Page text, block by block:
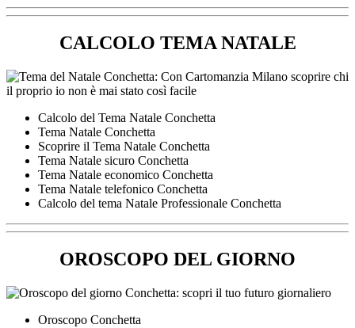
CALCOLO TEMA NATALE
Calcolo del Tema Natale Conchetta
Tema Natale Conchetta
Scoprire il Tema Natale Conchetta
Tema Natale sicuro Conchetta
Tema Natale economico Conchetta
Tema Natale telefonico Conchetta
Calcolo del tema Natale Professionale Conchetta
OROSCOPO DEL GIORNO
Oroscopo Conchetta